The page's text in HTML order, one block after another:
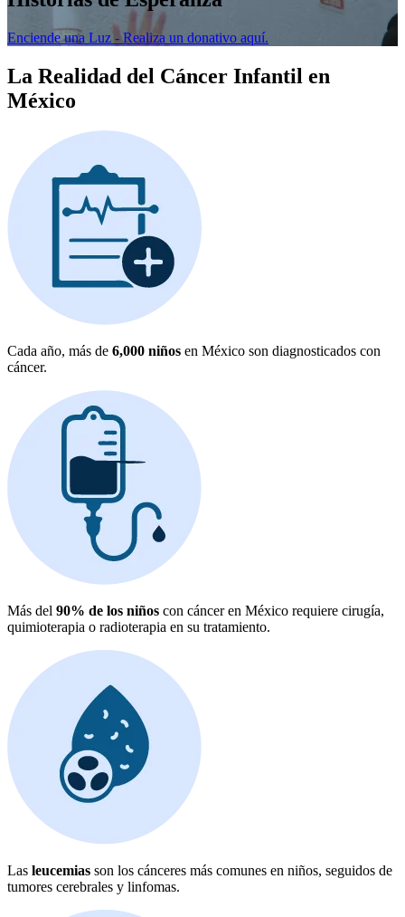
Enciende una Luz - Realiza un donativo aquí.
La Realidad del Cáncer Infantil en
México
Cada año, más de 6,000 niños en México son diagnosticados con
cáncer.
Más del 90% de los niños con cáncer en México requiere cirugía,
quimioterapia o radioterapia en su tratamiento.
Las leucemias son los cánceres más comunes en niños, seguidos de
tumores cerebrales y linfomas.